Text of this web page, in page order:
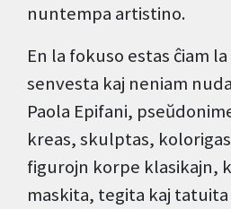
nuntempa artistino.
En la fokuso estas ĉiam
senvesta kaj neniam
Paola Epifani,
kreas, skulptas,
figurojn korpe klasikajn,
maskita, tegita kaj